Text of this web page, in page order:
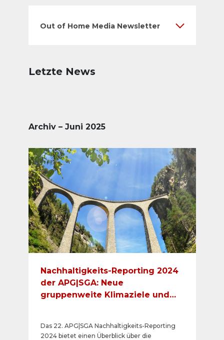
Out of Home Media Newsletter
Letzte News
Archiv – Juni 2025
Nachhaltigkeits-Reporting 2024
der APG|SGA: Neue
gruppenweite Klimaziele und
Das 22. APG|SGA Nachhaltigkeits-Reporting
2024 bietet einen Überblick über die